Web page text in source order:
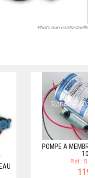
Photo non contractuelle
POMPE A
10L/
Réf.: